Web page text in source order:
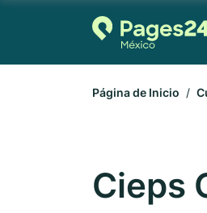
Página de Inicio
Cieps